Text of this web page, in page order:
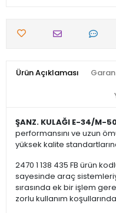
Ürün Açıklaması
ŞANZ. KULAĞI E-34/M-
performansını ve uzun
yüksek kalite
2470 1 138 435 FB ürün
sayesinde araç
sırasında ek bir işlem
zorlu kullanım